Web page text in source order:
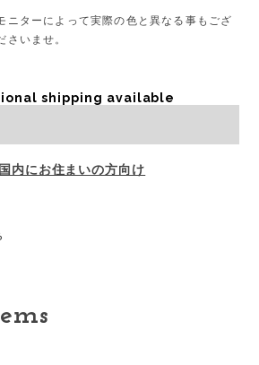
ニターによって実際の色と異なる事もござ
さいませ。
shipping available
内にお住まいの方向け